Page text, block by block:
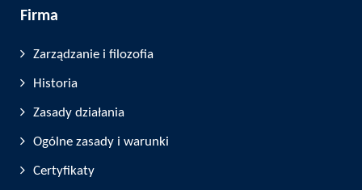
Firma
Zarządzanie i filozofia
Historia
Zasady działania
Ogólne zasady i warunki
Certyfikaty